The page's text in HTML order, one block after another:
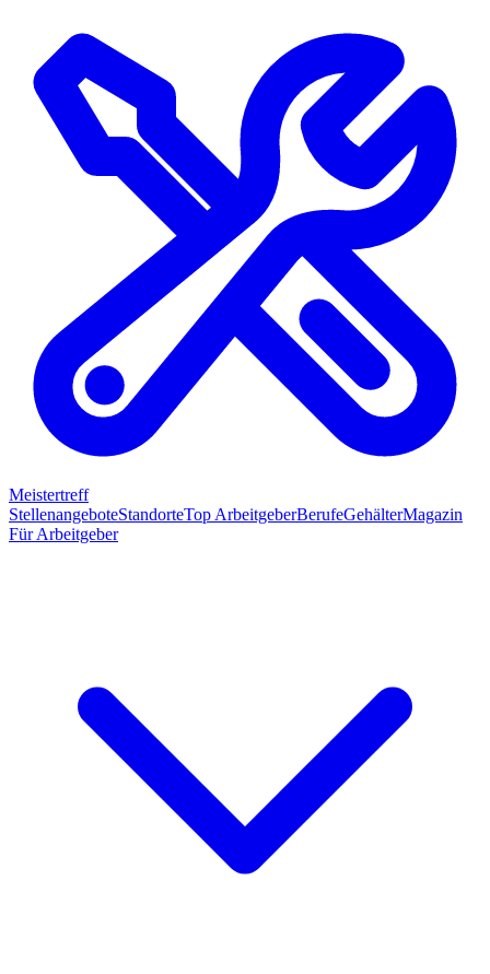
Meistertreff
StellenangeboteStandorteTop ArbeitgeberBerufeGehälterMagazin
Für Arbeitgeber